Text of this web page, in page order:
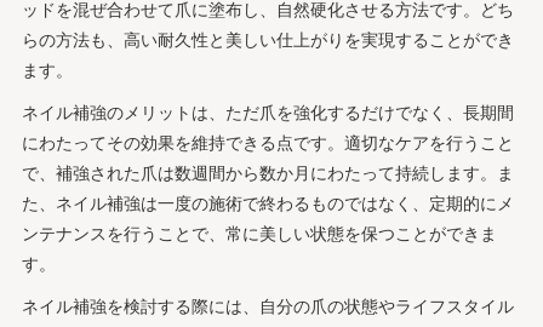
ッドを混ぜ合わせて爪に塗布し、自然硬化させる方法です。どち
らの方法も、高い耐久性と美しい仕上がりを実現することができ
ます。
ネイル補強のメリットは、ただ爪を強化するだけでなく、長期間
にわたってその効果を維持できる点です。適切なケアを行うこと
で、補強された爪は数週間から数か月にわたって持続します。ま
た、ネイル補強は一度の施術で終わるものではなく、定期的にメ
ンテナンスを行うことで、常に美しい状態を保つことができま
す。
ネイル補強を検討する際には、自分の爪の状態やライフスタイル